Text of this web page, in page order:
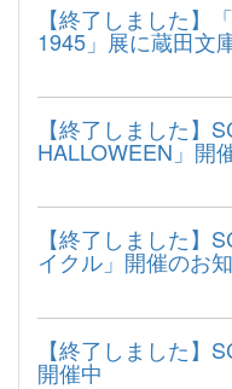
【終了しました】
1945」展に蔵田文
【終了しました】
HALLOWEEN」開
【終了しました】
イクル」開催のお
【終了しました】
開催中